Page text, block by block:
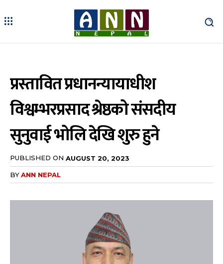
प्रस्तावित प्रधानन्यायाधीश
विश्वम्भरप्रसाद श्रेष्ठको संसदीय
सुनुवाई भोलि देखि शुरु हुने
PUBLISHED ON AUGUST 20, 2023
BYANN NEPAL